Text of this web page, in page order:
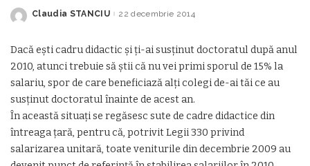
câştigat de un vâlcean
Posted
Claudia STANCIU 22 decembrie 2014
Dacă eşti cadru didactic şi ţi-ai susţinut doctoratul după anul
2010, atunci trebuie să ştii că nu vei primi sporul de 15% la
salariu, spor de care beneficiază alţi colegi de-ai tăi ce au
susţinut doctoratul înainte de acest an.
În această situaţi se regăsesc sute de cadre didactice din
întreaga ţară, pentru că, potrivit Legii 330 privind
salarizarea unitară, toate veniturile din decembrie 2009 au